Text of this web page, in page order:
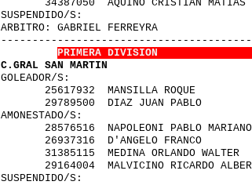
34387050  AQUINO
SUSPENDIDO/S:
ARBITRO: GABRIEL FERREYRA
PRIMERA DIVISION
C.GRAL SAN MARTIN
GOLEADOR/S:
25617932  MANSILLA ROQUE
29789500  DIAZ JUAN PABLO
AMONESTADO/S:
28576516  NAPOLEONI
26937316
31385115  MEDINA
29164004  MALVICINO
SUSPENDIDO/S: